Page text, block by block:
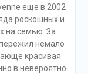
еще в 2002
роскошных и
на семью. За
немало
красивая
в невероятно